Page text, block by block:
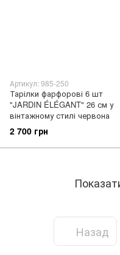
Артикул: 985-250
Тарілки фарфорові 6 шт
"JARDIN ÉLÉGANT" 26 см у
вінтажному стилі червона
2 700 грн
Назад